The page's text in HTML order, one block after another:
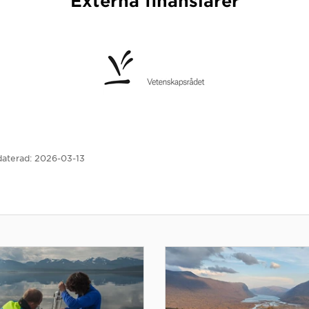
2026-03-13